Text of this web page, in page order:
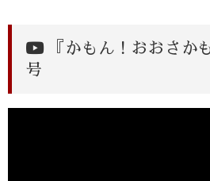
『かもん！おおさか
号